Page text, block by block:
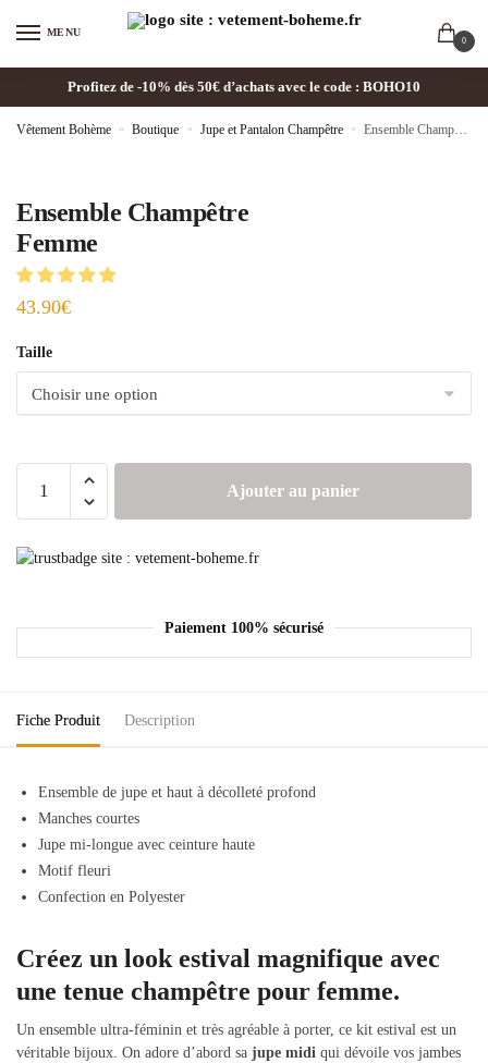
MENU
0
Profitez de -10% dès 50€ d’achats avec le code : BOHO10
Vêtement Bohème » Boutique » Jupe et Pantalon Champêtre » Ensemble Champêtre Femme
Ensemble Champêtre
Femme
43.90€
Taille
Ajouter au panier
Paiement 100% sécurisé
Fiche Produit Description
Ensemble de jupe et haut à décolleté profond
Manches courtes
Jupe mi-longue avec ceinture haute
Motif fleuri
Confection en Polyester
Créez un look estival magnifique avec
une tenue champêtre pour femme.
Un ensemble ultra-féminin et très agréable à porter, ce kit estival est un
véritable bijoux. On adore d’abord sa jupe midi qui dévoile vos jambes